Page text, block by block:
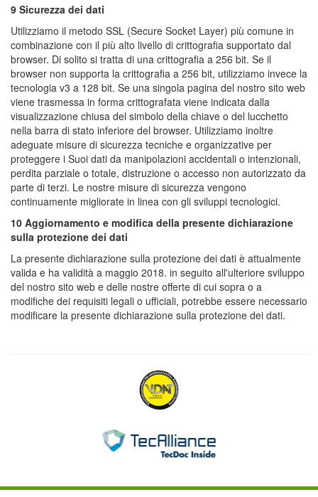
9 Sicurezza dei dati
Utilizziamo il metodo SSL (Secure Socket Layer) più comune in
combinazione con il più alto livello di crittografia supportato dal
browser. Di solito si tratta di una crittografia a 256 bit. Se il
browser non supporta la crittografia a 256 bit, utilizziamo invece la
tecnologia v3 a 128 bit. Se una singola pagina del nostro sito web
viene trasmessa in forma crittografata viene indicata dalla
visualizzazione chiusa del simbolo della chiave o del lucchetto
nella barra di stato inferiore del browser. Utilizziamo inoltre
adeguate misure di sicurezza tecniche e organizzative per
proteggere i Suoi dati da manipolazioni accidentali o intenzionali,
perdita parziale o totale, distruzione o accesso non autorizzato da
parte di terzi. Le nostre misure di sicurezza vengono
continuamente migliorate in linea con gli sviluppi tecnologici.
10 Aggiornamento e modifica della presente dichiarazione
sulla protezione dei dati
La presente dichiarazione sulla protezione dei dati è attualmente
valida e ha validità a maggio 2018. in seguito all'ulteriore sviluppo
del nostro sito web e delle nostre offerte di cui sopra o a
modifiche dei requisiti legali o ufficiali, potrebbe essere necessario
modificare la presente dichiarazione sulla protezione dei dati.